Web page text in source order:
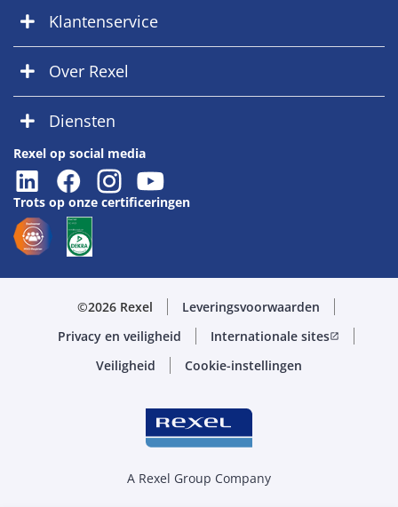
Klantenservice
Over Rexel
Diensten
Rexel op social media
Trots op onze certificeringen
©2026 Rexel
Leveringsvoorwaarden
Privacy en veiligheid
Internationale sitesopen_in_new
Veiligheid Cookie-instellingen
A Rexel Group Company